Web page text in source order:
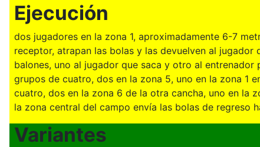
Ejecución
dos jugadores en la zona 1, aproximadamente 6-7
receptor, atrapan las bolas y las devuelven al
balones, uno al jugador que saca y otro al
grupos de cuatro, dos en la zona 5, uno en la zona 1
cuatro, dos en la zona 6 de la otra cancha, uno en la
la zona central del campo envía las bolas de regreso
Variantes